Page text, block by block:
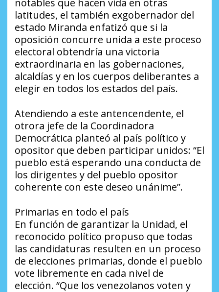
notables que hacen vida en otras
latitudes, el también exgobernador del
estado Miranda enfatizó que si la
oposición concurre unida a este proceso
electoral obtendría una victoria
extraordinaria en las gobernaciones,
alcaldías y en los cuerpos deliberantes a
elegir en todos los estados del país.
Atendiendo a este antencendente, el
otrora jefe de la Coordinadora
Democrática planteó al país político y
opositor que deben participar unidos: “El
pueblo está esperando una conducta de
los dirigentes y del pueblo opositor
coherente con este deseo unánime”.
Primarias en todo el país
En función de garantizar la Unidad, el
reconocido político propuso que todas
las candidaturas resulten en un proceso
de elecciones primarias, donde el pueblo
vote libremente en cada nivel de
elección. “Que los venezolanos voten y